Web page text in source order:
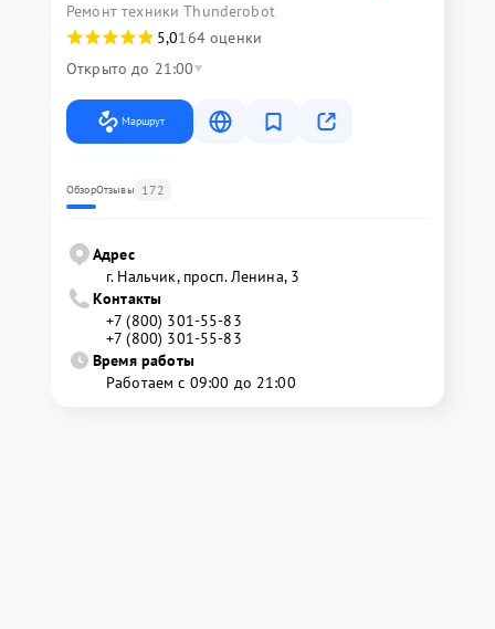
Ремонт техники Thunderobot
5,0164 оценки
Открыто до 21:00
Маршрут
ОбзорОтзывы 172
Адрес
г. Нальчик, просп. Ленина, 3
Контакты
+7 (800) 301-55-83
+7 (800) 301-55-83
Время работы
Работаем с 09:00 до 21:00